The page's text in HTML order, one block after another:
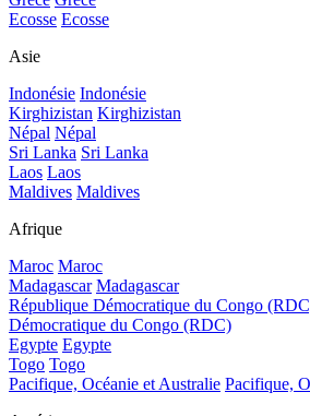
Ecosse Ecosse
Asie
Indonésie Indonésie
Kirghizistan Kirghizistan
Népal Népal
Sri Lanka Sri Lanka
Laos Laos
Maldives Maldives
Afrique
Maroc Maroc
Madagascar Madagascar
République Démocratique du Congo
Démocratique du Congo (RDC)
Egypte Egypte
Togo Togo
Pacifique, Océanie et Australie Pacifique,